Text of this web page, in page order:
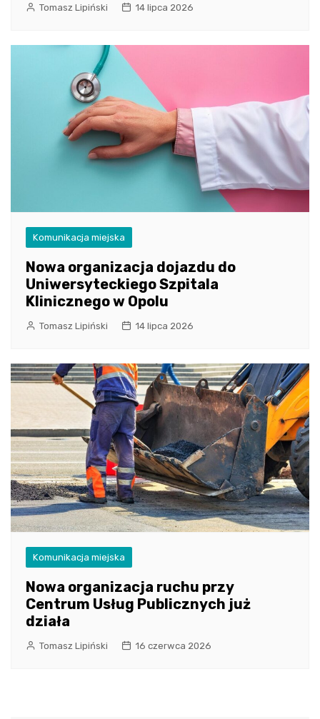
Tomasz Lipiński 14 lipca 2026
Komunikacja miejska
Nowa organizacja dojazdu do
Uniwersyteckiego Szpitala
Klinicznego w Opolu
Tomasz Lipiński 14 lipca 2026
Komunikacja miejska
Nowa organizacja ruchu przy
Centrum Usług Publicznych już
działa
Tomasz Lipiński 16 czerwca 2026